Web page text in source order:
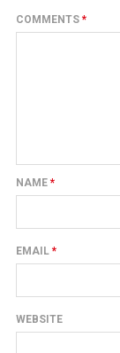
COMMENTS *
NAME *
EMAIL *
WEBSITE